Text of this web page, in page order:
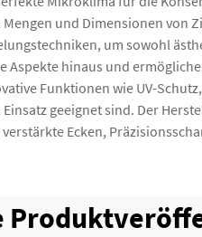
und Dimensionen von
um sowohl
hinaus und
Funktionen wie UV-
geeignet sind. Der
Ecken,